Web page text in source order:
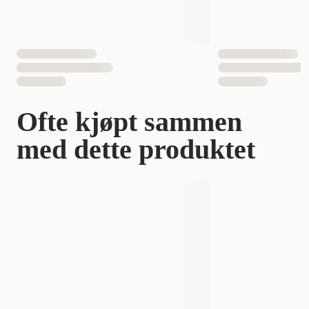
Ofte kjøpt sammen
med dette produktet